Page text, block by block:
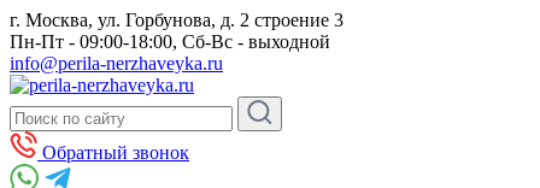
г. Москва, ул. Горбунова, д. 2 строение 3
Пн-Пт - 09:00-18:00, Сб-Вс - выходной
info@perila-nerzhaveyka.ru
Обратный звонок